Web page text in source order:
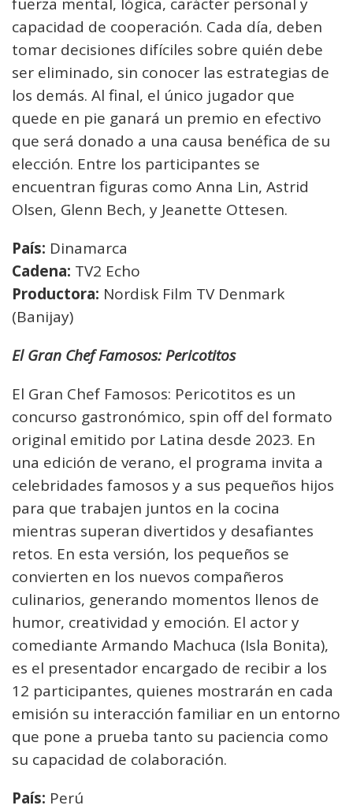
capacidad de cooperación. Cada día, deben
tomar decisiones difíciles sobre quién debe
ser eliminado, sin conocer las estrategias de
los demás. Al final, el único jugador que
quede en pie ganará un premio en efectivo
que será donado a una causa benéfica de su
elección. Entre los participantes se
encuentran figuras como Anna Lin, Astrid
Olsen, Glenn Bech, y Jeanette Ottesen.
País: Dinamarca
Cadena: TV2 Echo
Productora: Nordisk Film TV Denmark
(Banijay)
El Gran Chef Famosos: Pericotitos
El Gran Chef Famosos: Pericotitos es un
concurso gastronómico, spin off del formato
original emitido por Latina desde 2023. En
una edición de verano, el programa invita a
celebridades famosos y a sus pequeños hijos
para que trabajen juntos en la cocina
mientras superan divertidos y desafiantes
retos. En esta versión, los pequeños se
convierten en los nuevos compañeros
culinarios, generando momentos llenos de
humor, creatividad y emoción. El actor y
comediante Armando Machuca (Isla Bonita),
es el presentador encargado de recibir a los
12 participantes, quienes mostrarán en cada
emisión su interacción familiar en un entorno
que pone a prueba tanto su paciencia como
su capacidad de colaboración.
País: Perú